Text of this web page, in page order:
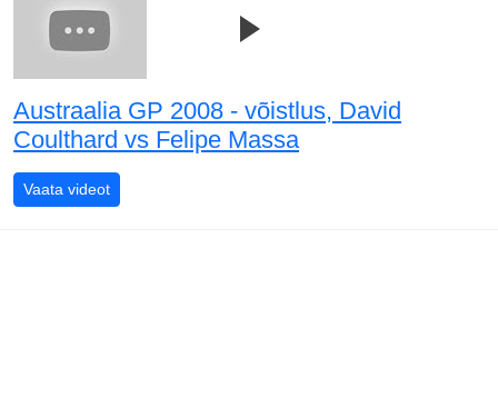
Austraalia GP 2008 - võistlus, David
Coulthard vs Felipe Massa
Vaata videotAustraalia GP 2008 - võistlus, David Coulthard vs